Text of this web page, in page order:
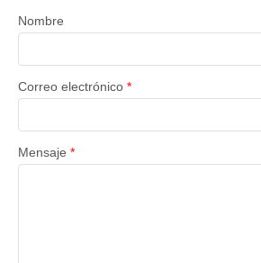
Nombre
Correo electrónico *
Mensaje *